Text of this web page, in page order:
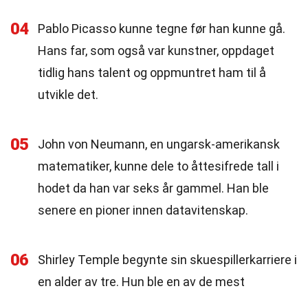
04
Pablo Picasso kunne tegne før han kunne gå.
Hans far, som også var kunstner, oppdaget
tidlig hans talent og oppmuntret ham til å
utvikle det.
05
John von Neumann, en ungarsk-amerikansk
matematiker, kunne dele to åttesifrede tall i
hodet da han var seks år gammel. Han ble
senere en pioner innen datavitenskap.
06
Shirley Temple begynte sin skuespillerkarriere i
en alder av tre. Hun ble en av de mest